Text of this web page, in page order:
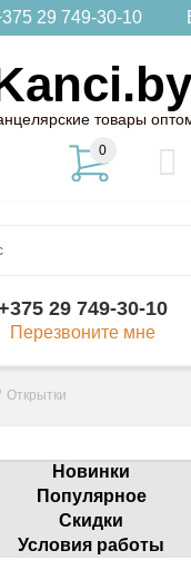
29 749-30-10
товары
0
29 749-30-10
Перезвоните мне
Открытки
Новинки
Популярное
Скидки
Условия работы